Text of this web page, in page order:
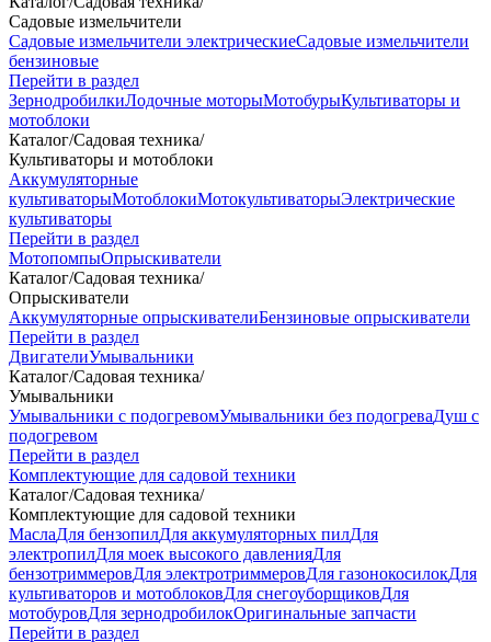
Садовые измельчители
Садовые измельчители электрическиеСадовые измельчители
бензиновые
Перейти в раздел
ЗернодробилкиЛодочные моторыМотобурыКультиваторы и
мотоблоки
Каталог/Садовая техника/
Культиваторы и мотоблоки
Аккумуляторные
культиваторыМотоблокиМотокультиваторыЭлектрические
культиваторы
Перейти в раздел
МотопомпыОпрыскиватели
Каталог/Садовая техника/
Опрыскиватели
Аккумуляторные опрыскивателиБензиновые опрыскиватели
Перейти в раздел
ДвигателиУмывальники
Каталог/Садовая техника/
Умывальники
Умывальники с подогревомУмывальники без подогреваДуш с
подогревом
Перейти в раздел
Комплектующие для садовой техники
Каталог/Садовая техника/
Комплектующие для садовой техники
МаслаДля бензопилДля аккумуляторных пилДля
электропилДля моек высокого давленияДля
бензотриммеровДля электротриммеровДля газонокосилокДля
культиваторов и мотоблоковДля снегоуборщиковДля
мотобуровДля зернодробилокОригинальные запчасти
Перейти в раздел